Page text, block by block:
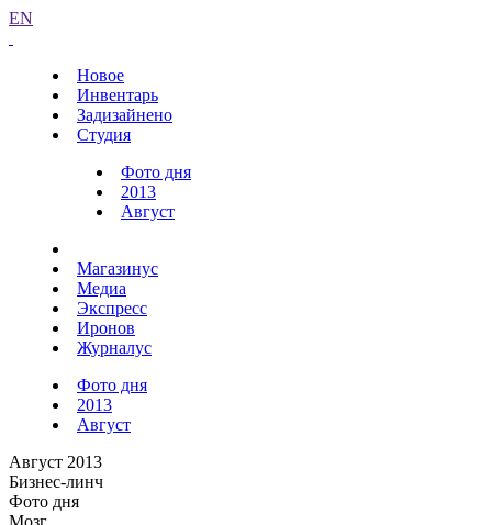
EN
Новое
Инвентарь
Задизайнено
Студия
Фото дня
2013
Август
Магазинус
Медиа
Экспресс
Иронов
Журналус
Фото дня
2013
Август
Август 2013
Бизнес-линч
Фото дня
Мозг